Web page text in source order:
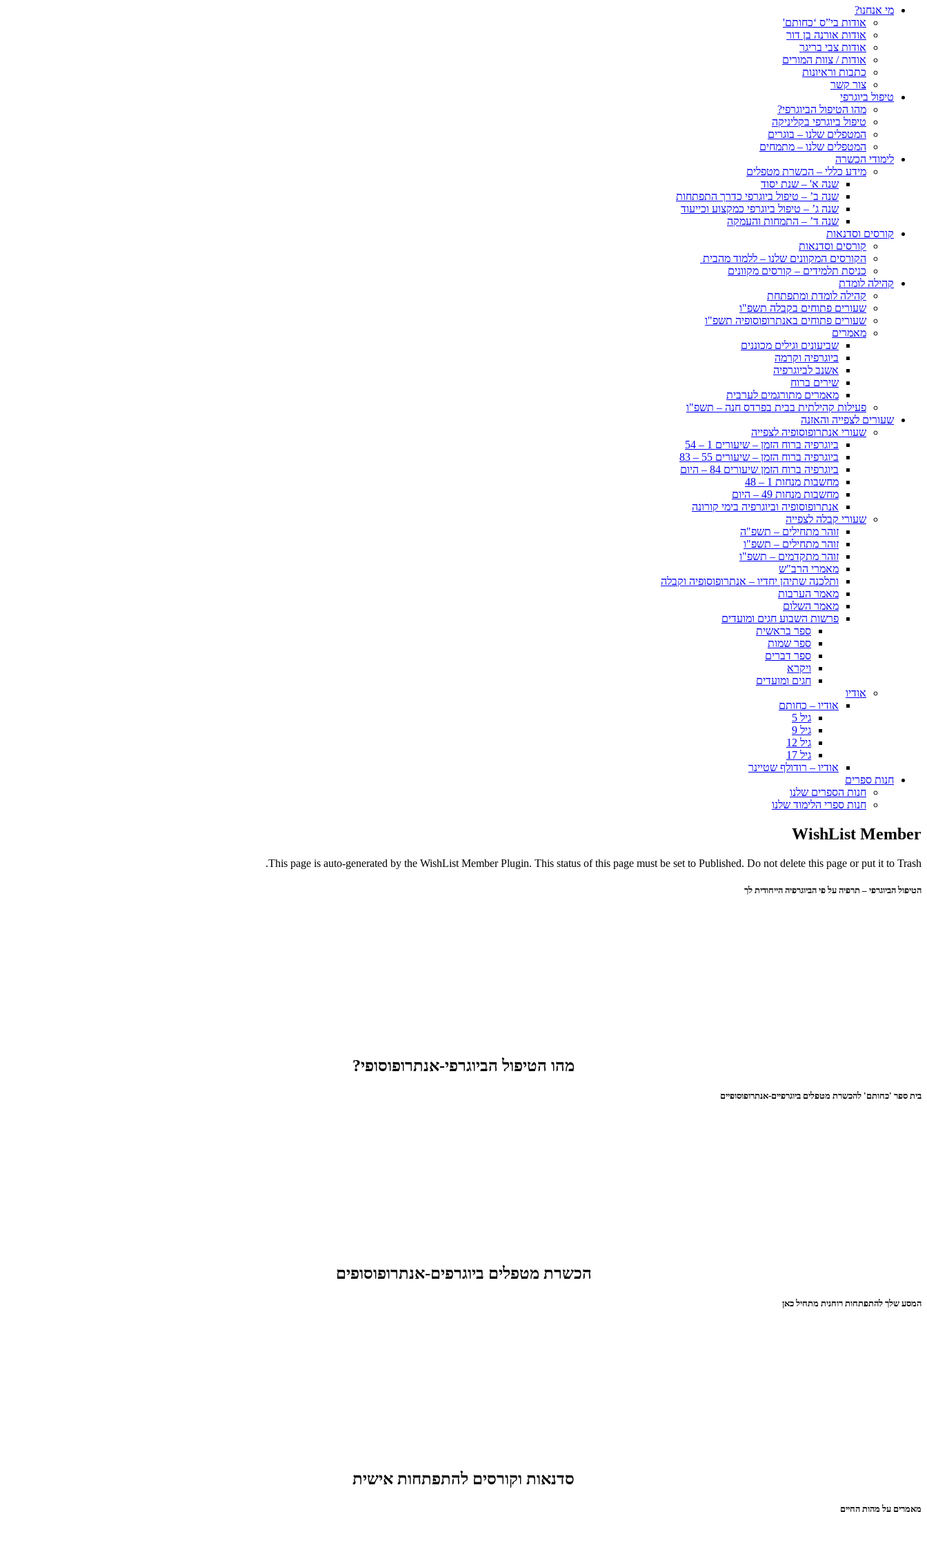
מי אנחנו?
אודות בי”ס ‘כחותם'
אודות אורנה בן דור
אודות צבי בריגר
אודות / צוות המורים
כתבות וראיונות
צור קשר
טיפול ביוגרפי
מהו הטיפול הביוגרפי?
טיפול ביוגרפי בקליניקה
המטפלים שלנו – בוגרים
המטפלים שלנו – מתמחים
לימודי הכשרה
מידע כללי – הכשרת מטפלים
שנה א' – שנת יסוד
שנה ב’ – טיפול ביוגרפי כדרך התפתחות
שנה ג’ – טיפול ביוגרפי כמקצוע וכייעוד
שנה ד’ – התמחות והעמקה
קורסים וסדנאות
קורסים וסדנאות
הקורסים המקוונים שלנו – ללמוד מהבית
כניסת תלמידים – קורסים מקוונים
קהילה לומדת
קהילה לומדת ומתפתחת
שעורים פתוחים בקבלה תשפ"ו
שעורים פתוחים באנתרופוסופיה תשפ"ו
מאמרים
שביעונים וגילים מכוננים
ביוגרפיה וקרמה
אשנב לביוגרפיה
שירים ברוח
מאמרים מתורגמים לערבית
פעילות קהילתית בבית בפרדס חנה – תשפ"ו
שעורים לצפייה והאזנה
שעורי אנתרופוסופיה לצפייה
ביוגרפיה ברוח הזמן – שיעורים 1 – 54
ביוגרפיה ברוח הזמן – שיעורים 55 – 83
ביוגרפיה ברוח הזמן שיעורים 84 – היום
מחשבות מנחות 1 – 48
מחשבות מנחות 49 – היום
אנתרופוסופיה וביוגרפיה בימי קורונה
שעורי קבלה לצפייה
זוהר מתחילים – תשפ"ה
זוהר מתחילים – תשפ"ו
זוהר מתקדמים – תשפ"ו
מאמרי הרב"ש
ותלכנה שתיהן יחדיו – אנתרופוסופיה וקבלה
מאמר הערבות
מאמר השלום
פרשות השבוע חגים ומועדים
ספר בראשית
ספר שמות
ספר דברים
ויקרא
חגים ומועדים
אודיו
אודיו – כחותם
גיל 5
גיל 9
גיל 12
גיל 17
אודיו – רודולף שטיינר
חנות ספרים
חנות הספרים שלנו
חנות ספרי הלימוד שלנו
WishList Member
This page is auto-generated by the WishList Member Plugin. This status of this page must be set to Published. Do not delete this page or put it to Trash.
הטיפול הביוגרפי – תרפיה על פי הביוגרפיה הייחודית לך
מהו הטיפול הביוגרפי-אנתרופוסופי?
בית ספר 'כחותם' להכשרת מטפלים ביוגרפיים-אנתרופוסופיים
הכשרת מטפלים ביוגרפים-אנתרופוסופים
המסע שלך להתפתחות רוחנית מתחיל כאן
סדנאות וקורסים להתפתחות אישית
מאמרים על מהות החיים